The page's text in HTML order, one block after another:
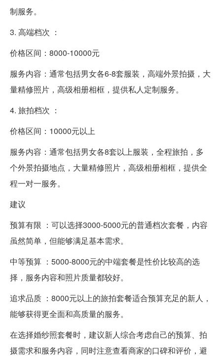
制服务。
3. 高端档次 ：
价格区间：8000-10000元
服务内容：通常包括男女各6-8套服装，高端外景拍摄，大
量精修照片，高级相册相框，提供私人定制服务。
4. 旅拍档次 ：
价格区间：10000元以上
服务内容：通常包括男女各8套以上服装，全程旅拍，多
个外景拍摄地点，大量精修照片，高级相册相框，提供全
程一对一服务。
建议
预算有限 ：可以选择3000-5000元的普通档次套餐，内容
虽然简单，但能够满足基本需求。
中等预算 ：5000-8000元的中端套餐是性价比较高的选
择，服务内容和照片质量都较好。
追求品质 ：8000元以上的旅拍套餐适合预算充足的新人，
能够获得更全面和高质量的服务。
在选择婚纱照套餐时，建议新人综合考虑自己的预算、拍
摄需求和服务内容，同时注意查看商家的口碑和评价，避